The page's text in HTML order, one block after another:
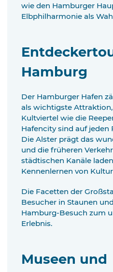
wie den Hamburger
Elbphilharmonie als
Hamburg
Der Hamburger Hafen
als wichtigste
Kultviertel wie die
Hafencity sind auf jeden
Die Alster prägt das
und die früheren
städtischen Kanäle
Kennenlernen von
Die Facetten der
Besucher in Staunen
Hamburg-Besuch zum
Erlebnis.
Museen und